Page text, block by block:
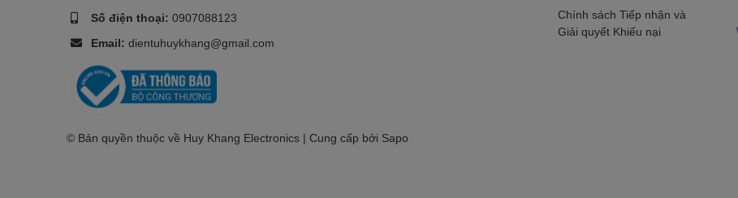
Số điện thoại: 0907088123
Email: dientuhuykhang@gmail.com
Chính sách Tiếp nhận và
Giải quyết Khiếu nại
© Bản quyền thuộc về Huy Khang Electronics | Cung cấp bởi Sapo